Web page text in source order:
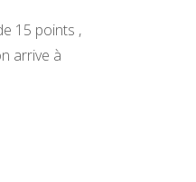
15 points ,
arrive à